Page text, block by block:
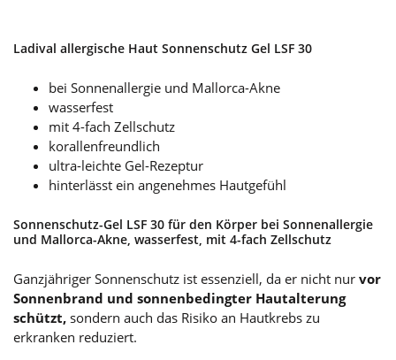
Ladival allergische Haut Sonnenschutz Gel LSF 30
bei Sonnenallergie und Mallorca-Akne
wasserfest
mit 4-fach Zellschutz
korallenfreundlich
ultra-leichte Gel-Rezeptur
hinterlässt ein angenehmes Hautgefühl
Sonnenschutz-Gel LSF 30 für den Körper bei Sonnenallergie
und Mallorca-Akne, wasserfest, mit 4-fach Zellschutz
Ganzjähriger Sonnenschutz ist essenziell, da er nicht nur vor
Sonnenbrand und sonnenbedingter Hautalterung
schützt, sondern auch das Risiko an Hautkrebs zu
erkranken reduziert.